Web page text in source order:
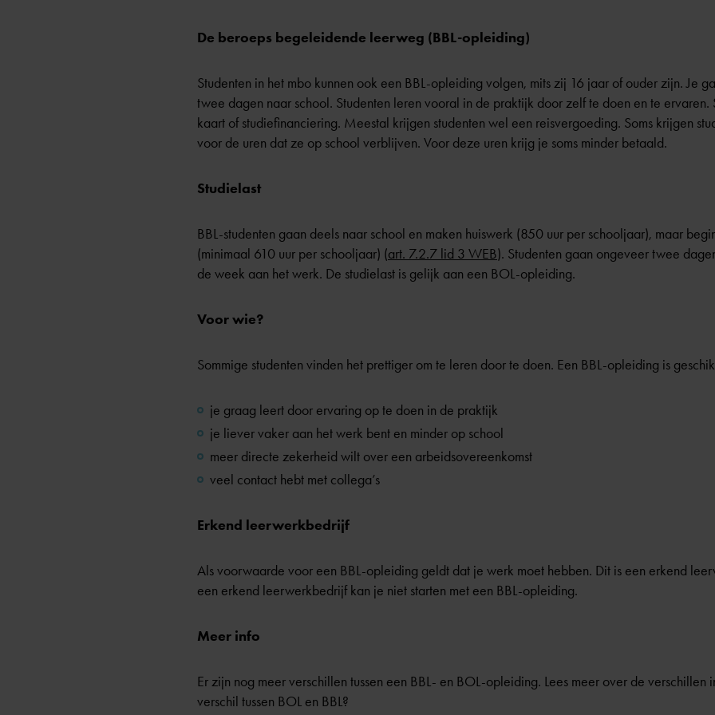
De beroeps begeleidende leerweg (BBL-opleiding)
Studenten in het mbo kunnen ook een BBL-opleiding volgen, mits zij 16 jaar of ouder zijn. Je
twee dagen naar school. Studenten leren vooral in de praktijk door zelf te doen en te
kaart ofstudiefinanciering. Meestal krijgen studenten wel een reisvergoeding. Soms krijgen
voor de uren dat ze op school verblijven. Voor deze uren krijg je soms minder betaald.
Studielast
BBL-studenten gaan deels naar school en maken huiswerk (850 uur per schooljaar), maar
(minimaal 610 uur per schooljaar) (art. 7.2.7 lid 3 WEB). Studenten gaan ongeveer twee
de week aan het werk. De studielast is gelijk aan een BOL-opleiding.
Voor wie?
Sommige studenten vinden het prettiger om te leren door te doen. Een BBL-opleiding is
je graag leert door ervaring op te doen in de praktijk
je liever vaker aan het werk bent en minder op school
meer directe zekerheid wilt over een arbeidsovereenkomst
veel contact hebt met collega’s
Erkend leerwerkbedrijf
Als voorwaarde voor een BBL-opleiding geldt dat je werk moet hebben. Dit is een erkend
een erkend leerwerkbedrijf kan je niet starten met een BBL-opleiding.
Meer info
Er zijn nog meer verschillen tussen een BBL- en BOL-opleiding. Lees meer over de verschillen
verschil tussen BOL en BBL?